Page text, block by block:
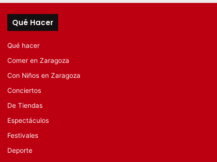
Qué Hacer
Qué hacer
Comer en Zaragoza
Con Niños en Zaragoza
Conciertos
De Tiendas
Espectáculos
Festivales
Deporte